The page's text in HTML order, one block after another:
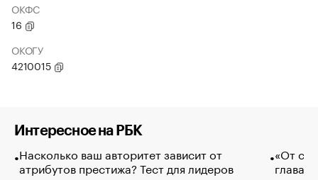
ОКФС
16
ОКОГУ
4210015
Интересное на РБК
Насколько ваш авторитет зависит от
атрибутов престижа? Тест для лидеров
«От
глава